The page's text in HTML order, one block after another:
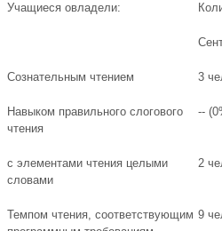
Учащиеся овладели:
Сознательным чтением 3
Навыком правильного слогового
чтения
--
с элементами чтения целыми
словами
2
Темпом чтения, соответствующим 9